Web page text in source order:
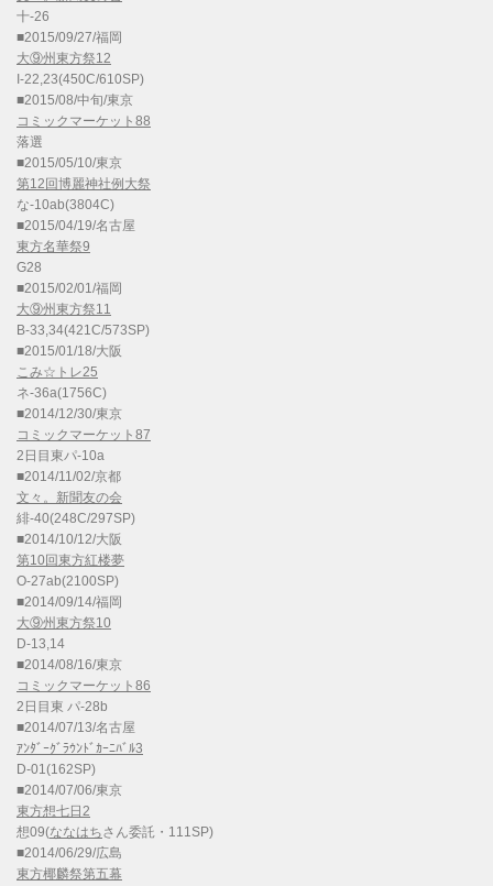
十-26
■2015/09/27/福岡
大⑨州東方祭12
I-22,23(450C/610SP)
■2015/08/中旬/東京
コミックマーケット88
落選
■2015/05/10/東京
第12回博麗神社例大祭
な-10ab(3804C)
■2015/04/19/名古屋
東方名華祭9
G28
■2015/02/01/福岡
大⑨州東方祭11
B-33,34(421C/573SP)
■2015/01/18/大阪
こみ☆トレ25
ネ-36a(1756C)
■2014/12/30/東京
コミックマーケット87
2日目東パ-10a
■2014/11/02/京都
文々。新聞友の会
緋-40(248C/297SP)
■2014/10/12/大阪
第10回東方紅楼夢
O-27ab(2100SP)
■2014/09/14/福岡
大⑨州東方祭10
D-13,14
■2014/08/16/東京
コミックマーケット86
2日目東 パ-28b
■2014/07/13/名古屋
ｱﾝﾀﾞｰｸﾞﾗｳﾝﾄﾞｶｰﾆﾊﾞﾙ3
D-01(162SP)
■2014/07/06/東京
東方想七日2
想09(ななはちさん委託・111SP)
■2014/06/29/広島
東方椰麟祭第五幕